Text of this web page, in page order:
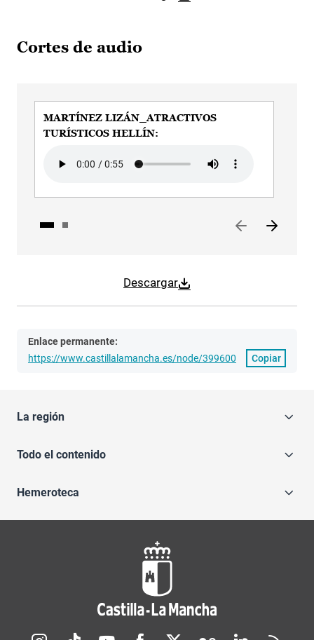
Cortes de audio
Descargar
MARTÍNEZ LIZÁN_ATRACTIVOS
TURÍSTICOS HELLÍN:
Enlace permanente:
https://www.castillalamancha.es/node/399600
Copiar
La región
Todo el contenido
Hemeroteca